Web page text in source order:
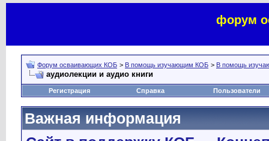
форум
Форум осваивающих КОБ > В помощь изучающим КОБ > В помощь
аудиолекции и аудио книги
Регистрация Справка Пользователи
Важная информация